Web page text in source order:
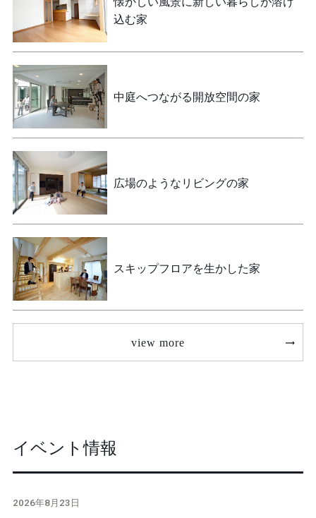
込む家
中庭へつながる開放空間の家
広場のようなリビングの家
スキップフロアを生かした家
view more
イベント情報
2026年8月23日